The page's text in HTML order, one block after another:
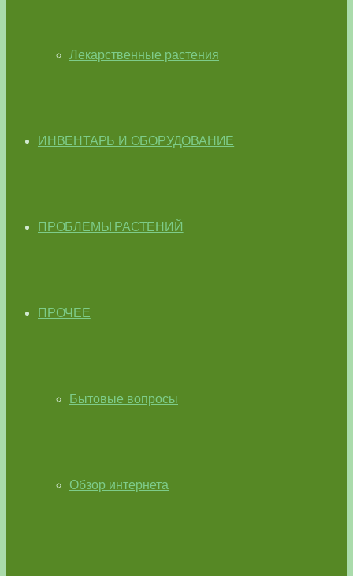
Лекарственные растения
ИНВЕНТАРЬ И ОБОРУДОВАНИЕ
ПРОБЛЕМЫ РАСТЕНИЙ
ПРОЧЕЕ
Бытовые вопросы
Обзор интернета